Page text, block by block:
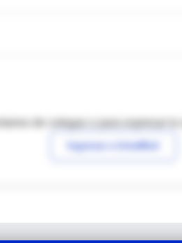
de colegas o para expresar
Ingresar a IntraMed